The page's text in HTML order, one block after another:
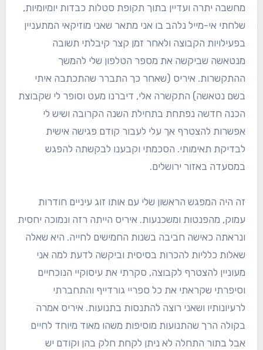
מחשבה יתרה ועדיין בתוך תקופת סטלות כבדות יומיומיות,
שלחתי אי-מייל נלהב בו אני מתאר שאני מוזיקאי המתעניין
בפעילויות הקבוצה ולאחר זמן קצר קיבלתי תשובה
מנטאשה שביקשה את מספר הטלפון שלי להמשך
ההתקשרות. איריס (שאחר כך התברר שהתכתבה איתי
בשם נטאשה) התקשרה אלי, דיברנו מעט וסופר לי שקבוצת
הכנה חדשה נפתחת בתחילת השנה הקרובה ושיש לי
אפשרות להצטרף אך עלי לעבור קודם פגישה אישית
לבדיקת תאימותי. הסכמתי וקבענו לבקשתה להפגש
במסעדה באזור ירושלים.
זה היה המפגש הראשון שלי עם אותו זוג עיניים חודרות
עמוק, מהפנטות ומשכנעות. איריס הייתה רזה ונמוכה יחסית
ונראתה כאישה חביבה בשנות החמישים לחייה. היא שאלה
שאלות כלליות להכרות בסיסית וביקשה לדעת למה אני
מעוניין להצטרף לקבוצה, סקרתי את עיסוקיי הנוכחיים
וסיפרתי שקראתי את כל ספריי גורדייף והתחברתי
לרעיונותיו ושאני רוצה להתנסות בתנועות. איריס אמרה
בקולה הרך שהתנועות מוסיפות משהו מאוד מיוחד לחיים
אבל בתור התחלה לא ניתן לקחת חלק בהן וקודם יש